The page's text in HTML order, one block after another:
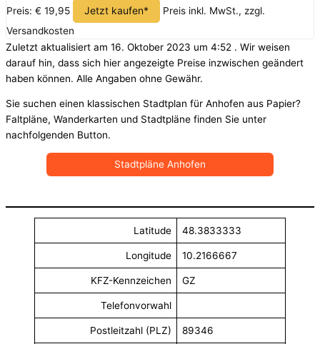
Preis: € 19,95
Jetzt kaufen*
Preis inkl. MwSt., zzgl.
Versandkosten
Zuletzt aktualisiert am 16. Oktober 2023 um 4:52 . Wir weisen
darauf hin, dass sich hier angezeigte Preise inzwischen geändert
haben können. Alle Angaben ohne Gewähr.
Sie suchen einen klassischen Stadtplan für Anhofen aus Papier?
Faltpläne, Wanderkarten und Stadtpläne finden Sie unter
nachfolgenden Button.
Stadtpläne Anhofen
Latitude 48.3833333
Longitude 10.2166667
KFZ-Kennzeichen GZ
Telefonvorwahl
Postleitzahl (PLZ) 89346